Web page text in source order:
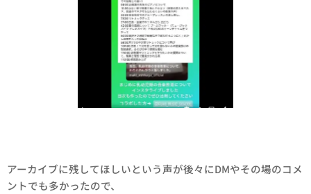
アーカイブに残してほしいという声が後々にDMやその場のコメ
ントでも多かったので、